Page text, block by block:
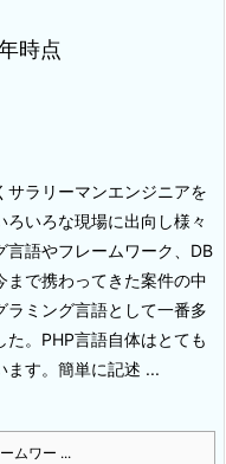
時点
サラリーマンエンジニアを
ろいろな現場に出向し様々
言語やフレームワーク、DB
まで携わってきた案件の中
ラミング言語として一番多
た。PHP言語自体はとても
ます。簡単に記述 ...
ムワー ...